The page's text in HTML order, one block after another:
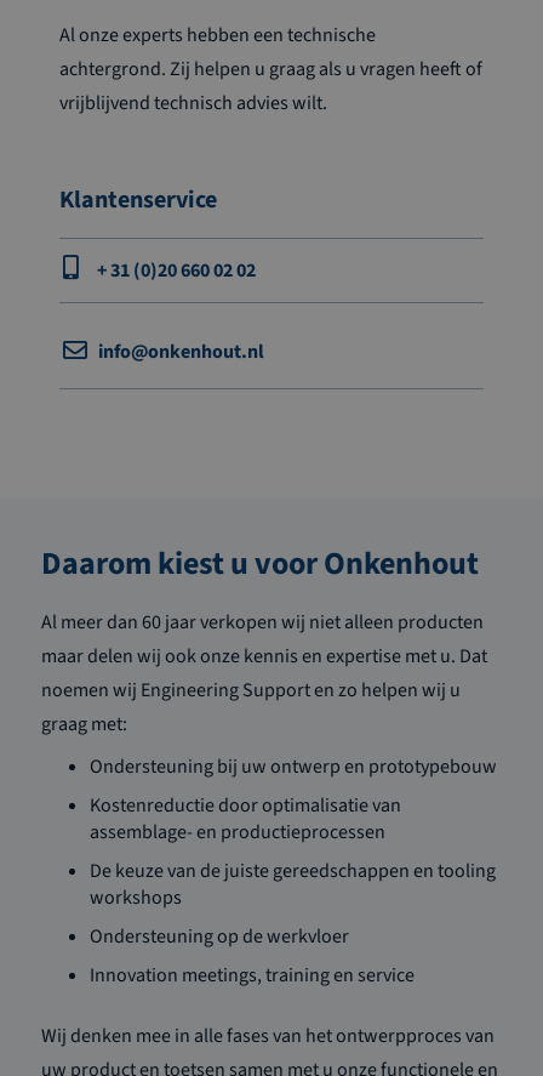
Al onze experts hebben een technische
achtergrond. Zij helpen u graag als u vragen heeft of
vrijblijvend technisch advies wilt.
Klantenservice
+ 31 (0)20 660 02 02
info@onkenhout.nl
Daarom kiest u voor Onkenhout
Al meer dan 60 jaar verkopen wij niet alleen producten
maar delen wij ook onze kennis en expertise met u. Dat
noemen wij Engineering Support en zo helpen wij u
graag met:
Ondersteuning bij uw ontwerp en prototypebouw
Kostenreductie door optimalisatie van
assemblage- en productieprocessen
De keuze van de juiste gereedschappen en tooling
workshops
Ondersteuning op de werkvloer
Innovation meetings, training en service
Wij denken mee in alle fases van het ontwerpproces van
uw product en toetsen samen met u onze functionele en